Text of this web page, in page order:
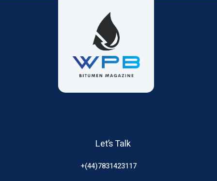
Let’s Talk
+(44)7831423117